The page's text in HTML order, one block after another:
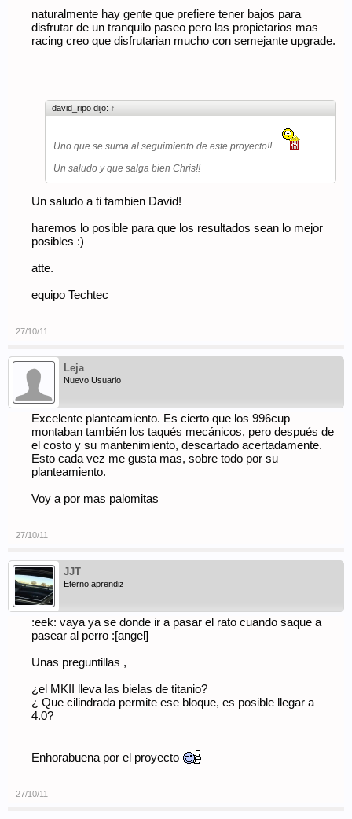
naturalmente hay gente que prefiere tener bajos para
disfrutar de un tranquilo paseo pero las propietarios mas
racing creo que disfrutarian mucho con semejante upgrade.
david_ripo dijo: ↑
Uno que se suma al seguimiento de este proyecto!!
Un saludo y que salga bien Chris!!
Un saludo a ti tambien David!
haremos lo posible para que los resultados sean lo mejor
posibles :)
atte.
equipo Techtec
27/10/11
Leja
Nuevo Usuario
Excelente planteamiento. Es cierto que los 996cup
montaban también los taqués mecánicos, pero después de
el costo y su mantenimiento, descartado acertadamente.
Esto cada vez me gusta mas, sobre todo por su
planteamiento.
Voy a por mas palomitas
27/10/11
JJT
Eterno aprendiz
:eek: vaya ya se donde ir a pasar el rato cuando saque a
pasear al perro :[angel]
Unas preguntillas ,
¿el MKII lleva las bielas de titanio?
¿ Que cilindrada permite ese bloque, es posible llegar a
4.0?
Enhorabuena por el proyecto
27/10/11